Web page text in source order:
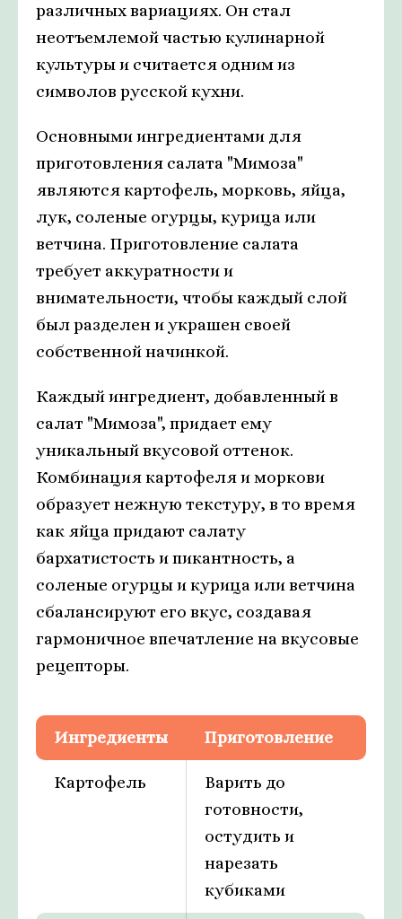
различных вариациях. Он стал
неотъемлемой частью кулинарной
культуры и считается одним из
символов русской кухни.
Основными ингредиентами для
приготовления салата "Мимоза"
являются картофель, морковь, яйца,
лук, соленые огурцы, курица или
ветчина. Приготовление салата
требует аккуратности и
внимательности, чтобы каждый слой
был разделен и украшен своей
собственной начинкой.
Каждый ингредиент, добавленный в
салат "Мимоза", придает ему
уникальный вкусовой оттенок.
Комбинация картофеля и моркови
образует нежную текстуру, в то время
как яйца придают салату
бархатистость и пикантность, а
соленые огурцы и курица или ветчина
сбалансируют его вкус, создавая
гармоничное впечатление на вкусовые
рецепторы.
Ингредиенты Приготовление
Картофель
Варить до
готовности,
остудить и
нарезать
кубиками